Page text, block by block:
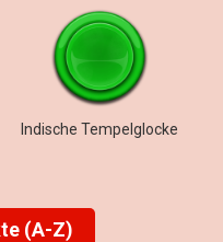
Indische Tempelglocke
(A-Z)